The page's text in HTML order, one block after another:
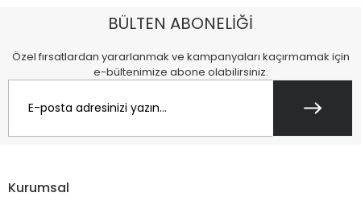
BÜLTEN ABONELİĞİ
Özel fırsatlardan yararlanmak ve kampanyaları kaçırmamak için
e-bültenimize abone olabilirsiniz.
Kurumsal